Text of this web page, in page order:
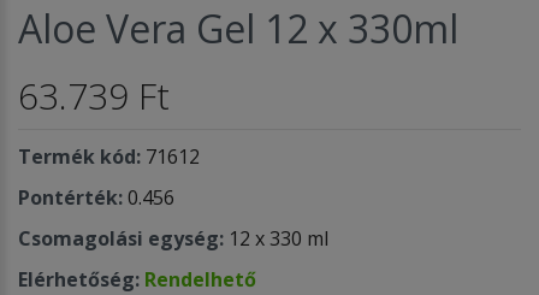
Aloe Vera Gel 12 x 330ml
63.739 Ft
Termék kód: 71612
Pontérték:0.456
Csomagolási egység: 12 x 330 ml
Elérhetőség: Rendelhető